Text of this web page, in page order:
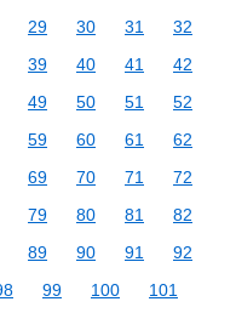
29 30 31
32
39 40 41
42
49 50 51
52
59 60 61
62
69 70 71
72
79 80 81
82
89 90 91
92
99 100
101